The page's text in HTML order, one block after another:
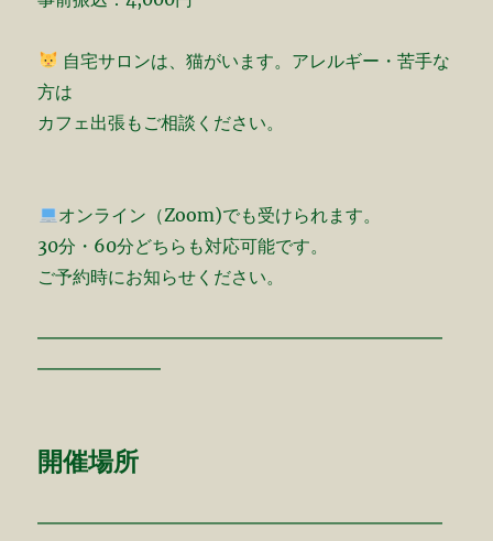
自宅サロンは、猫がいます。アレルギー・苦手な
方は
カフェ出張もご相談ください。
オンライン（Zoom)でも受けられます。
30分・60分どちらも対応可能です。
ご予約時にお知らせください。
━━━━━━━━━━━━━━━━━━━━━━━
━━━━━━━
開催場所
━━━━━━━━━━━━━━━━━━━━━━━